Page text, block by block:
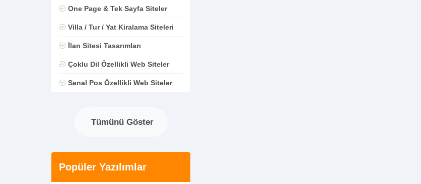
One Page & Tek Sayfa Siteler
Villa / Tur / Yat Kiralama Siteleri
İlan Sitesi Tasarımları
Çoklu Dil Özellikli Web Siteler
Sanal Pos Özellikli Web Siteler
Tümünü Göster
Popüler Yazılımlar